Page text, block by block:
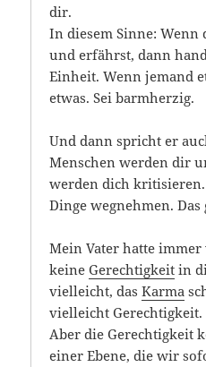
dir.
In diesem Sinne:
und erfährst, dann
Einheit. Wenn jemand
etwas. Sei barmherzig.
Und dann spricht er
Menschen werden dir
werden dich
Dinge wegnehmen. Das
Mein Vater hatte immer
keineGerechtigkeit in
vielleicht, dasKarma
vielleicht Gerechtigkeit.
Aber die Gerechtigkeit
einer Ebene, die wir